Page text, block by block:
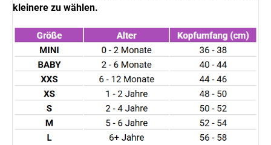
kleinere zu wählen.